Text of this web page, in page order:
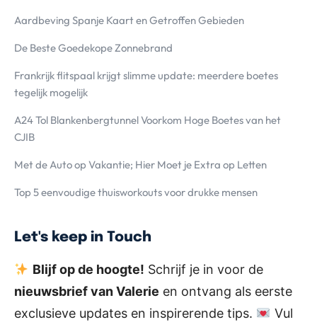
Aardbeving Spanje Kaart en Getroffen Gebieden
De Beste Goedekope Zonnebrand
Frankrijk flitspaal krijgt slimme update: meerdere boetes
tegelijk mogelijk
A24 Tol Blankenbergtunnel Voorkom Hoge Boetes van het
CJIB
Met de Auto op Vakantie; Hier Moet je Extra op Letten
Top 5 eenvoudige thuisworkouts voor drukke mensen
Let's keep in Touch
Blijf op de hoogte! Schrijf je in voor de
nieuwsbrief van Valerie en ontvang als eerste
exclusieve updates en inspirerende tips.
Vul